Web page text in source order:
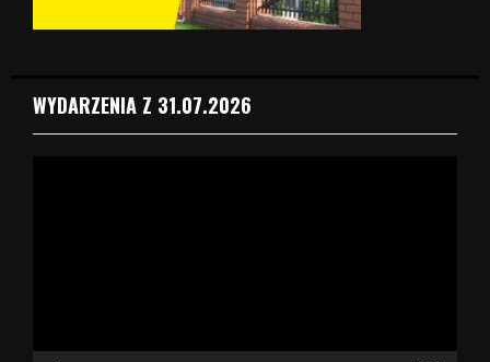
WYDARZENIA Z 31.07.2026
c